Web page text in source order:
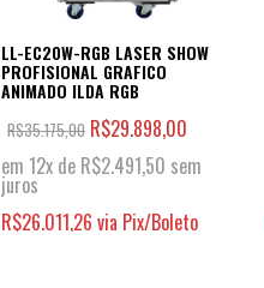
LL-EC20W-RGB LASER SHOW
PROFISIONAL GRAFICO
ANIMADO ILDA RGB
R$35.175,00 R$29.898,00
em 12x de R$2.491,50 sem
juros
R$26.011,26 via Pix/Boleto